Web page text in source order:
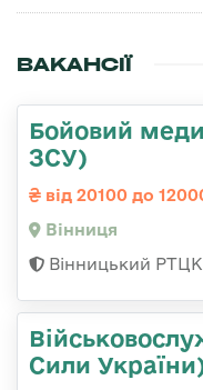
ВАКАНСІЇ
Бойовий
ЗСУ)
від 20100 до
Вінниця
Вінницький
Сили